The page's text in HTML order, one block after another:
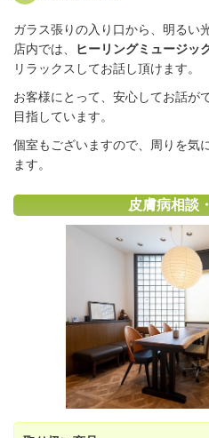
ガラス張りの入り口から、明るい
店内では、
ヒーリングミュージッ
リラックスしてお話し頂けます。
お客様にとって、安心してお話が
目指しています。
個室もございますので、周りを気
ます。
皮膚病相談